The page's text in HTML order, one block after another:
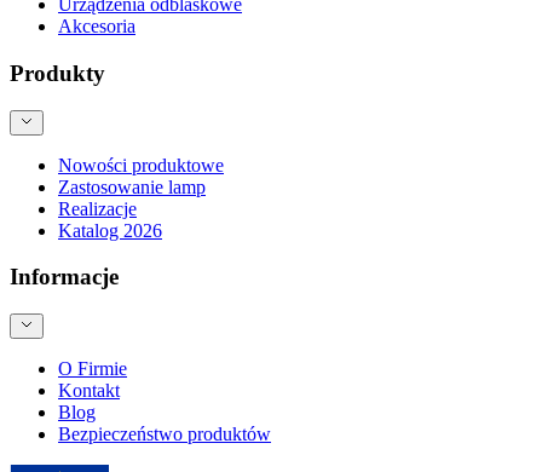
Urządzenia odblaskowe
Akcesoria
Produkty
Nowości produktowe
Zastosowanie lamp
Realizacje
Katalog 2026
Informacje
O Firmie
Kontakt
Blog
Bezpieczeństwo produktów